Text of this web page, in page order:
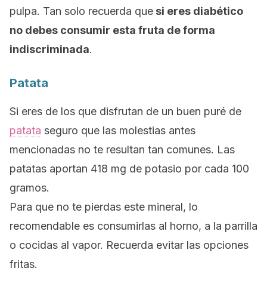
pulpa. Tan solo recuerda que si eres diabético
no debes consumir esta fruta de forma
indiscriminada.
Patata
Si eres de los que disfrutan de un buen puré de
patata seguro que las molestias antes
mencionadas no te resultan tan comunes. Las
patatas aportan 418 mg de potasio por cada 100
gramos.
Para que no te pierdas este mineral, lo
recomendable es consumirlas al horno, a la parrilla
o cocidas al vapor. Recuerda evitar las opciones
fritas.